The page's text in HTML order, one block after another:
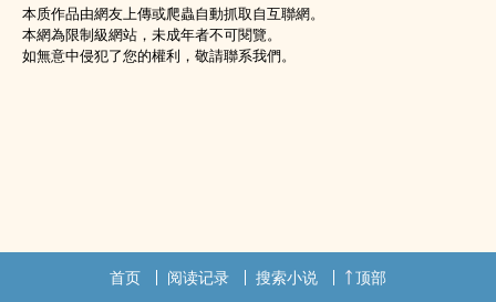
本质作品由網友上傳或爬蟲自動抓取自互聯網。
本網為限制級網站，未成年者不可閱覽。
如無意中侵犯了您的權利，敬請聯系我們。
首页 阅读记录 搜索小说 顶部